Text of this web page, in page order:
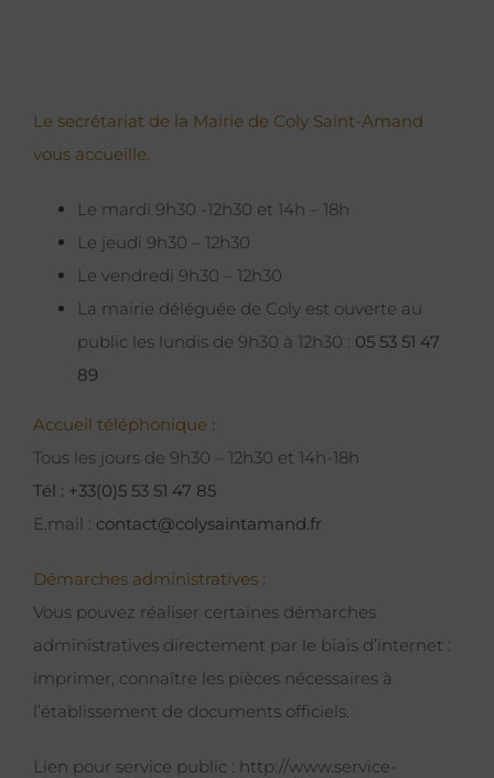
Le secrétariat de la Mairie de Coly Saint-Amand
vous accueille.
Le mardi 9h30 -12h30 et 14h – 18h
Le jeudi 9h30 – 12h30
Le vendredi 9h30 – 12h30
La mairie déléguée de Coly est ouverte au
public les lundis de 9h30 à 12h30 : 05 53 51 47
89
Accueil téléphonique :
Tous les jours de 9h30 – 12h30 et 14h-18h
Tél : +33(0)5 53 51 47 85
E.mail : contact@colysaintamand.fr
Démarches administratives :
Vous pouvez réaliser certaines démarches
administratives directement par le biais d’internet :
imprimer, connaître les pièces nécessaires à
l’établissement de documents officiels.
Lien pour service public : http://www.service-